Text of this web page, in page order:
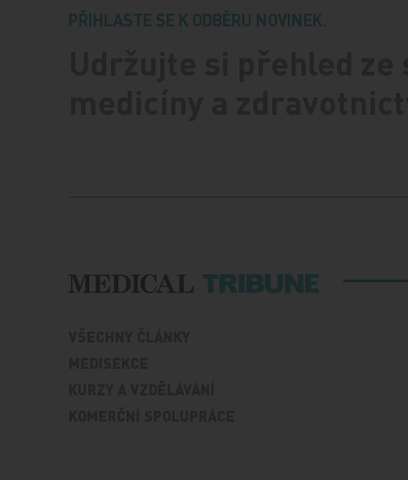
PŘIHLASTE SE K ODBĚRU NOVINEK.